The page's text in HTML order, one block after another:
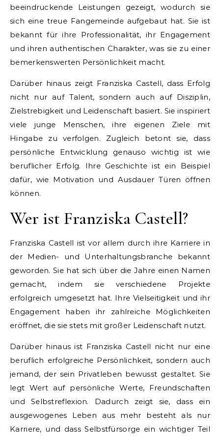
beeindruckende Leistungen gezeigt, wodurch sie
sich eine treue Fangemeinde aufgebaut hat. Sie ist
bekannt für ihre Professionalität, ihr Engagement
und ihren authentischen Charakter, was sie zu einer
bemerkenswerten Persönlichkeit macht.
Darüber hinaus zeigt Franziska Castell, dass Erfolg
nicht nur auf Talent, sondern auch auf Disziplin,
Zielstrebigkeit und Leidenschaft basiert. Sie inspiriert
viele junge Menschen, ihre eigenen Ziele mit
Hingabe zu verfolgen. Zugleich betont sie, dass
persönliche Entwicklung genauso wichtig ist wie
beruflicher Erfolg. Ihre Geschichte ist ein Beispiel
dafür, wie Motivation und Ausdauer Türen öffnen
können.
Wer ist Franziska Castell?
Franziska Castell ist vor allem durch ihre Karriere in
der Medien- und Unterhaltungsbranche bekannt
geworden. Sie hat sich über die Jahre einen Namen
gemacht, indem sie verschiedene Projekte
erfolgreich umgesetzt hat. Ihre Vielseitigkeit und ihr
Engagement haben ihr zahlreiche Möglichkeiten
eröffnet, die sie stets mit großer Leidenschaft nutzt.
Darüber hinaus ist Franziska Castell nicht nur eine
beruflich erfolgreiche Persönlichkeit, sondern auch
jemand, der sein Privatleben bewusst gestaltet. Sie
legt Wert auf persönliche Werte, Freundschaften
und Selbstreflexion. Dadurch zeigt sie, dass ein
ausgewogenes Leben aus mehr besteht als nur
Karriere, und dass Selbstfürsorge ein wichtiger Teil